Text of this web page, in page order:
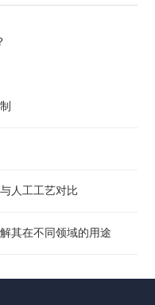
人工工艺对比
其在不同领域的用途